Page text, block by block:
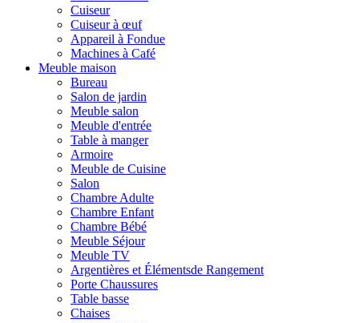
Cuiseur
Cuiseur à œuf
Appareil à Fondue
Machines à Café
Meuble maison
Bureau
Salon de jardin
Meuble salon
Meuble d'entrée
Table à manger
Armoire
Meuble de Cuisine
Salon
Chambre Adulte
Chambre Enfant
Chambre Bébé
Meuble Séjour
Meuble TV
Argentières et Élémentsde Rangement
Porte Chaussures
Table basse
Chaises